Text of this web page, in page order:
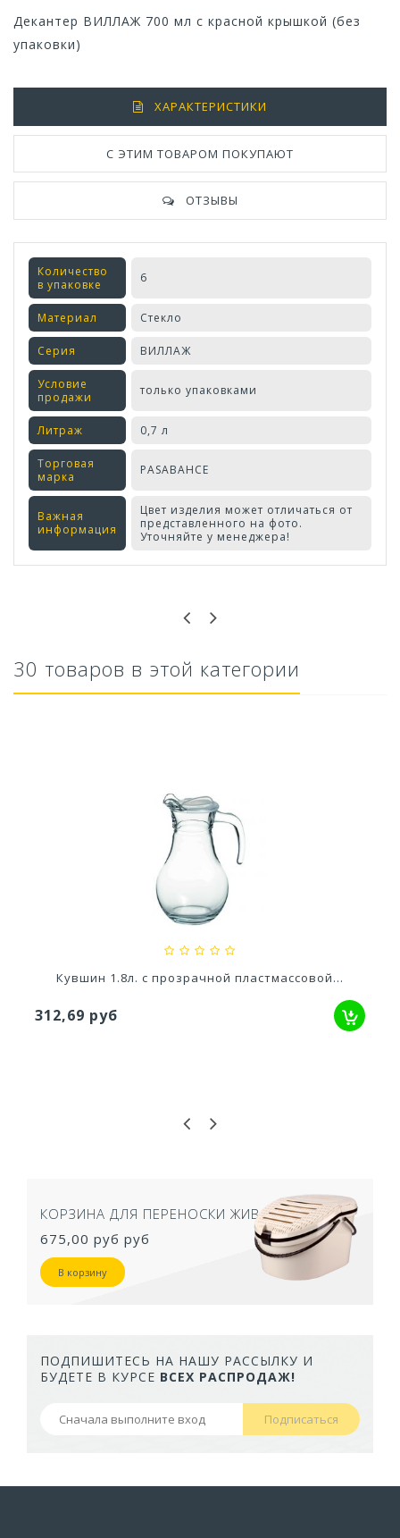
Декантер ВИЛЛАЖ 700 мл с красной крышкой (без
упаковки)
ХАРАКТЕРИСТИКИ
С ЭТИМ ТОВАРОМ ПОКУПАЮТ
ОТЗЫВЫ
Количество
в упаковке
6
Материал Стекло
Серия ВИЛЛАЖ
Условие
продажи
только упаковками
Литраж 0,7 л
Торговая
марка
PASABAHCE
Важная
информация
Цвет изделия может отличаться от
представленного на фото.
Уточняйте у менеджера!
Кашпо Грация прайм (1,3л) Цв. Антрацит...
529,52 руб
30 товаров в этой категории
Кувшин с красной крышкой 1000мл
КОРЗИНА ДЛЯ ПЕРЕНОСКИ ЖИВОТНЫХ
675,00 руб руб
В корзину
ПОДПИШИТЕСЬ НА НАШУ РАССЫЛКУ И
БУДЕТЕ В КУРСЕ ВСЕХ РАСПРОДАЖ!
Подписаться